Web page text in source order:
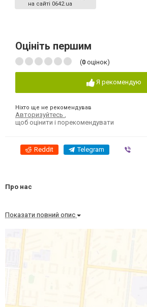
на сайті 0642.ua
Оцініть першим
(0 оцінок)
Я рекомендую
Ніхто ще не рекомендував
Авторизуйтесь
щоб оцінити і порекомендувати
Reddit Telegram
Про нас
Показати повний опис